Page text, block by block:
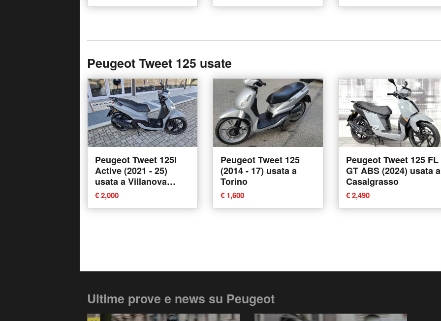
Peugeot Tweet 125 usate
Peugeot Tweet 125i
Active (2021 - 25)
usata a Villanova
Mondovi'
€ 2,000
Peugeot Tweet 125
(2014 - 17) usata a
Torino
€ 1,600
Peugeot Tweet 125 FL
GT ABS (2024) usata a
Casalgrasso
€ 2,490
Ultime prove e news su Peugeot